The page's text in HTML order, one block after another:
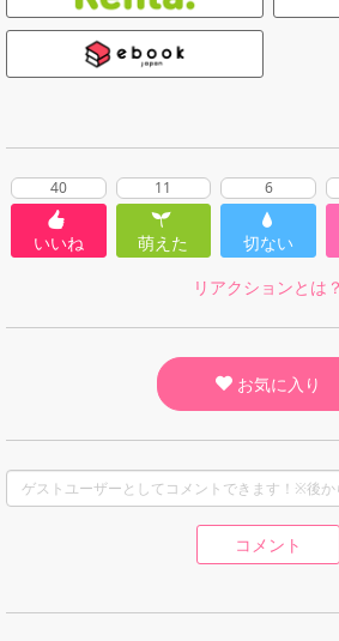
40
いいね
11
萌えた
6
切ない
リアクションとは？
お気に入り
コメント